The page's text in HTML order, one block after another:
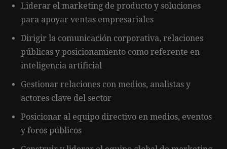
Liderar el marketing de producto y soluciones
para apoyar ventas empresariales
Dirigir la comunicación corporativa, relaciones
públicas y posicionamiento como referente en
inteligencia artificial
Gestionar relaciones con medios, analistas y
actores clave del sector
Posicionar al equipo directivo en medios, eventos
y foros públicos